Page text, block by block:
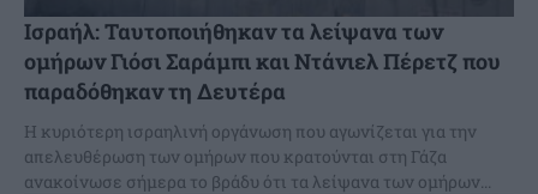
Ισραήλ: Ταυτοποιήθηκαν τα λείψανα των
ομήρων Γιόσι Σαράμπι και Ντάνιελ Πέρετζ που
παραδόθηκαν τη Δευτέρα
Η κυριότερη ισραηλινή οργάνωση που αγωνίζεται για την
απελευθέρωση των ομήρων που κρατούνται στη Γάζα
ανακοίνωσε σήμερα το βράδυ ότι τα λείψανα των ομήρων...